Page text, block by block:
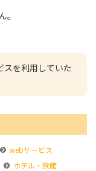
。
スを利用していた
webサービス
ホテル・旅館